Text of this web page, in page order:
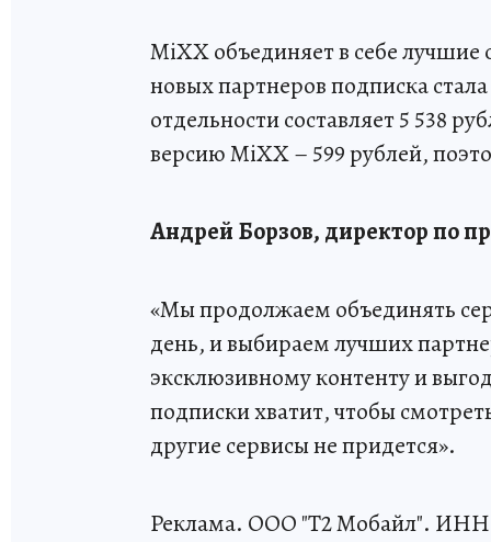
MiXX объединяет в себе
новых партнеров подписка
отдельности составляет 5 538
версию MiXX – 599 рублей,
Андрей Борзов, директор по
«Мы продолжаем объединять
день, и выбираем лучших
эксклюзивному контенту и
подписки хватит, чтобы
другие сервисы не придется».
Реклама. ООО "Т2 Мобайл". ИНН